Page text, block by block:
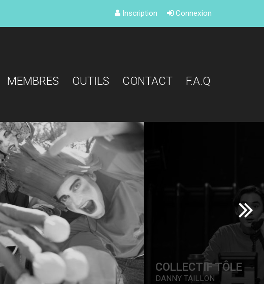
Inscription Connexion
MEMBRES OUTILS CONTACT F.A.Q
COLLECTIF TÔLE
DANNY TAILLON